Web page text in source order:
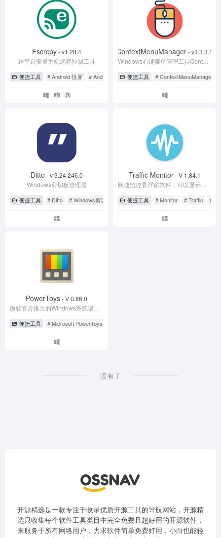
Escrcpy- v1.28.4
跨平台安卓手机远程控制工具
便捷工具 # Android 投屏 # Android 控制 # Escrcpy
ContextMenuManager- v3.3.3.1
便捷工具 # ContextMenuManager
Ditto - v 3.24.246.0
Windows剪切板管理器
便捷工具 # Ditto # Windows剪切板
Traffic Monitor- V 1.84.1
便捷工具 # Monitor # Traffic # 网
PowerToys- V 0.86.0
便捷工具 # Microsoft PowerToys
没有了
开源精选是一款专注于收录优质开源工具的导航网站，开源精
选只收集每个软件工具类目中完全免费且超好用的开源软件，
来服务于所有网络用户，力求软件简单免费好用，小白也能轻